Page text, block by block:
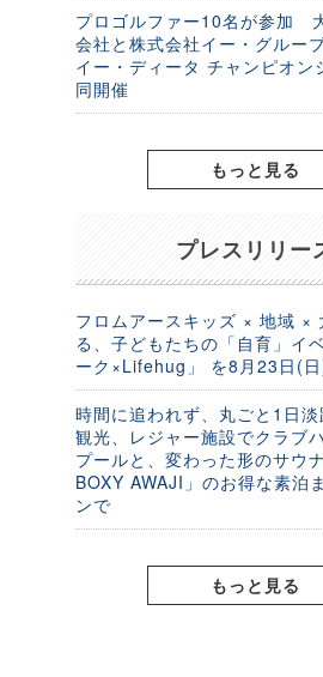
プロゴルファー10名が参加
会社と株式会社イー・グルー
イー・ディータ チャンピオン
同開催
もっと見る
プレスリリー
フロムアースキッズ × 地域 ×
る、子どもたちの「自育」イ
ーク×Lifehug」 を8月23日(
時間に追われず、丸ごと1日淡
観光、レジャー施設でクラブ
プールと、変わった形のサウ
BOXY AWAJI」のお得な素泊
ンで
もっと見る